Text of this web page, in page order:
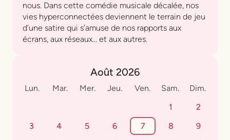
nous. Dans cette comédie musicale décalée, nos
vies hyperconnectées deviennent le terrain de jeu
d’une satire qui s’amuse de nos rapports aux
écrans, aux réseaux… et aux autres.
Août 2026
Lun. Mar. Mer. Jeu. Ven. Sam.
Dim.
1
2
3
4 5 6 7 8
9